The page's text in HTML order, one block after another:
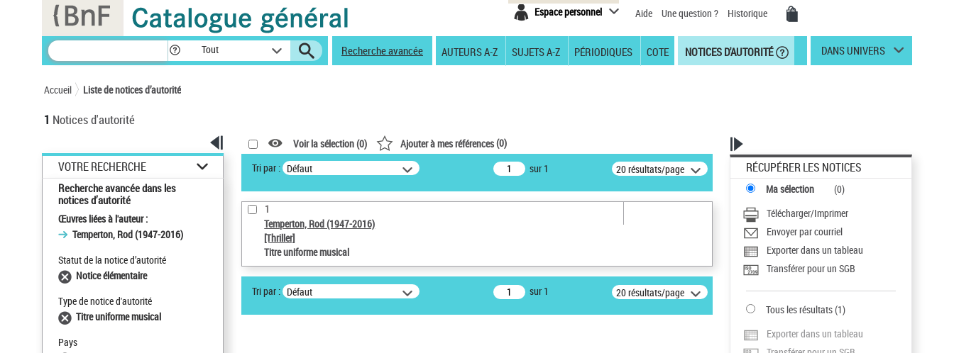
Espace personnel Aide Une question ? Historique
Tout Recherche avancée AUTEURS A-Z SUJETS A-Z PÉRIODIQUES COTE NOTICES D'AUTORITÉ DANS UNIVERS
Accueil Liste de notices d’autorité
1 Notices d'autorité
VOTRE RECHERCHE
Recherche avancée dans les
notices d’autorité
Œuvres liées à l'auteur :
Temperton, Rod (1947-2016)
Statut de la notice d’autorité
Notice élémentaire
Type de notice d'autorité
Titre uniforme musical
Pays
Voir la sélection (0) Ajouter à mes références(0)
Tri par : Défaut sur 1 20 résultats/page
1
Temperton, Rod (1947-2016)
[Thriller]
Titre uniforme musical
Tri par : Défaut sur 1 20 résultats/page
RÉCUPÉRER LES NOTICES
Ma sélection (0)
Télécharger/Imprimer
Envoyer par courriel
Exporter dans un tableau
Transférer pour un SGB
Tous les résultats(1)
Exporter dans un tableau
Panneau de gestion des cookies